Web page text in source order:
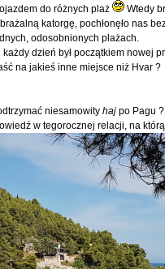
do różnych plaż
Wtedy
katorgę, pochłonęło nas
odosobnionych plażach.
dzień był początkiem nowej
na jakieś inne miejsce niż Hvar ?
niesamowityhaj po Pagu ?
w tegorocznej relacji, na